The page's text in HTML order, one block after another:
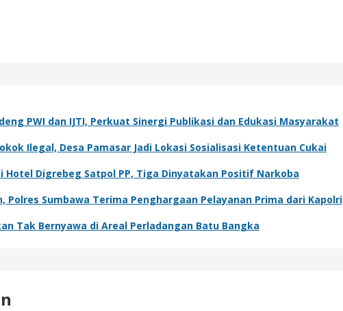
PWI dan IJTI, Perkuat Sinergi Publikasi dan Edukasi Masyarakat
Ilegal, Desa Pamasar Jadi Lokasi Sosialisasi Ketentuan Cukai
Hotel Digrebeg Satpol PP, Tiga Dinyatakan Positif Narkoba
Polres Sumbawa Terima Penghargaan Pelayanan Prima dari Kapolri
Tak Bernyawa di Areal Perladangan Batu Bangka